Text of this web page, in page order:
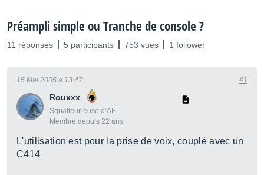
Préampli simple ou Tranche de console ?
11 réponses 5 participants 753 vues 1 follower
Rouxxx
Squatteur·euse d’AF
Membre depuis 22 ans
15 Mai 2005 à 13:47 #1
L'utilisation est pour la prise de voix, couplé avec un
C414